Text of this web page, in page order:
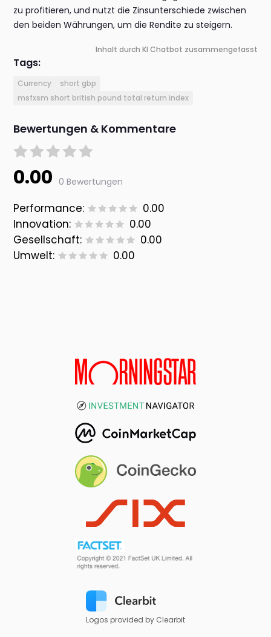
zu profitieren, und nutzt die Zinsunterschiede zwischen
den beiden Währungen, um die Rendite zu steigern.
Inhalt durch KI Chatbot zusammengefasst
Tags:
Currency
short gbp
msfxsm short british pound total return index
Bewertungen & Kommentare
0.00 0 Bewertungen
Performance:
0.00
Innovation:
0.00
Gesellschaft:
0.00
Umwelt:
0.00
Logos provided by Clearbit